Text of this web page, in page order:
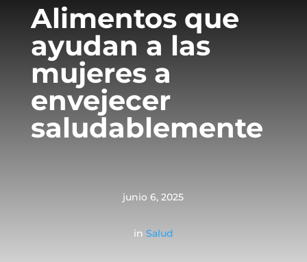
Alimentos que
ayudan a las
mujeres a
envejecer
saludablemente
junio 6, 2025
in Salud